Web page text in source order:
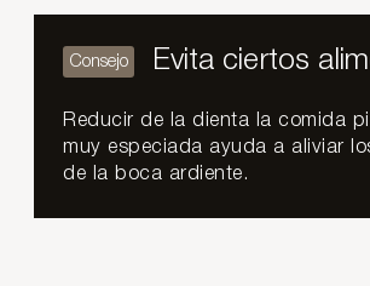
Evita ciertos
Reducir de la dienta la comida
muy especiada ayuda a aliviar
de la boca ardiente.